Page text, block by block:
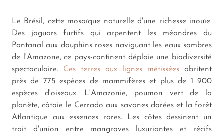
Le Brésil, cette mosaïque naturelle d'une richesse inouïe.
Des jaguars furtifs qui arpentent les méandres du
Pantanal aux dauphins roses naviguant les eaux sombres
de l'Amazone, ce pays-continent déploie une biodiversité
spectaculaire. Ces terres aux lignes métissées abritent
près de 775 espèces de mammifères et plus de 1 900
espèces d'oiseaux. L'Amazonie, poumon vert de la
planète, côtoie le Cerrado aux savanes dorées et la forêt
Atlantique aux essences rares. Les côtes dessinent un
trait d'union entre mangroves luxuriantes et récifs